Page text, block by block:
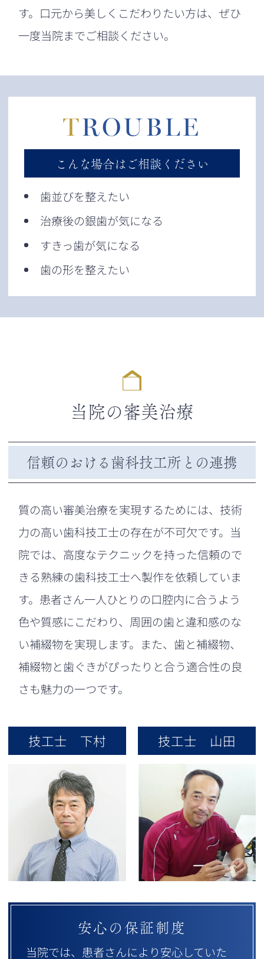
す。口元から美しくこだわりたい方は、ぜひ
一度当院までご相談ください。
TROUBLE
こんな場合はご相談ください
歯並びを整えたい
治療後の銀歯が気になる
すきっ歯が気になる
歯の形を整えたい
当院の審美治療
信頼のおける歯科技工所との連携
質の高い審美治療を実現するためには、技術
力の高い歯科技工士の存在が不可欠です。当
院では、高度なテクニックを持った信頼ので
きる熟練の歯科技工士へ製作を依頼していま
す。患者さん一人ひとりの口腔内に合うよう
色や質感にこだわり、周囲の歯と違和感のな
い補綴物を実現します。また、歯と補綴物、
補綴物と歯ぐきがぴったりと合う適合性の良
さも魅力の一つです。
技工士 下村 技工士 山田
安心の保証制度
当院では、患者さんにより安心していた